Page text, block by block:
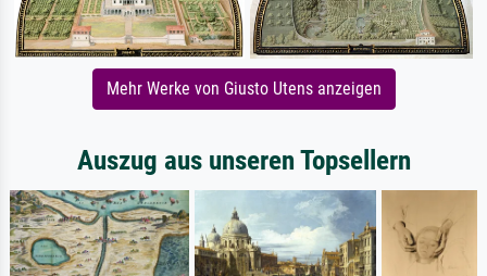
Mehr Werke von Giusto Utens anzeigen
Auszug aus unseren Topsellern